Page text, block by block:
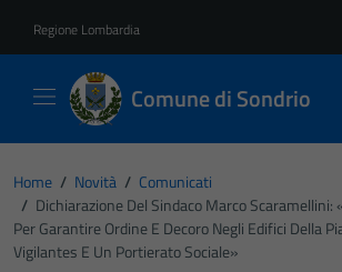
Regione Lombardia
Comune di Sondrio
Home / Novità / Comunicati
/ Dichiarazione Del Sindaco Marco Scaramellini:
Per Garantire Ordine E Decoro Negli Edifici Della
Vigilantes E Un Portierato Sociale»